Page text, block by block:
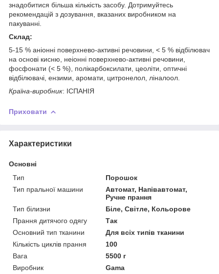
знадобитися більша кількість засобу. Дотримуйтесь
рекомендацій з дозування, вказаних виробником на
пакуванні.
Склад:
5-15 % аніонні поверхнево-активні речовини, < 5 % відбілювач
на основі кисню, неіонні поверхнево-активні речовини,
фосфонати (< 5 %), полікарбоксилати, цеоліти, оптичні
відбілювачі, ензими, аромати, цитронелол, ліналоол.
Країна-виробник: ІСПАНІЯ
Приховати
Характеристики
Основні
Тип
Порошок
Тип пральної машини
Автомат, Напівавтомат,
Ручне прання
Тип білизни
Біле, Світле, Кольорове
Прання дитячого одягу
Так
Основний тип тканини
Для всіх типів тканини
Кількість циклів прання
100
Вага
5500 г
Виробник
Gama